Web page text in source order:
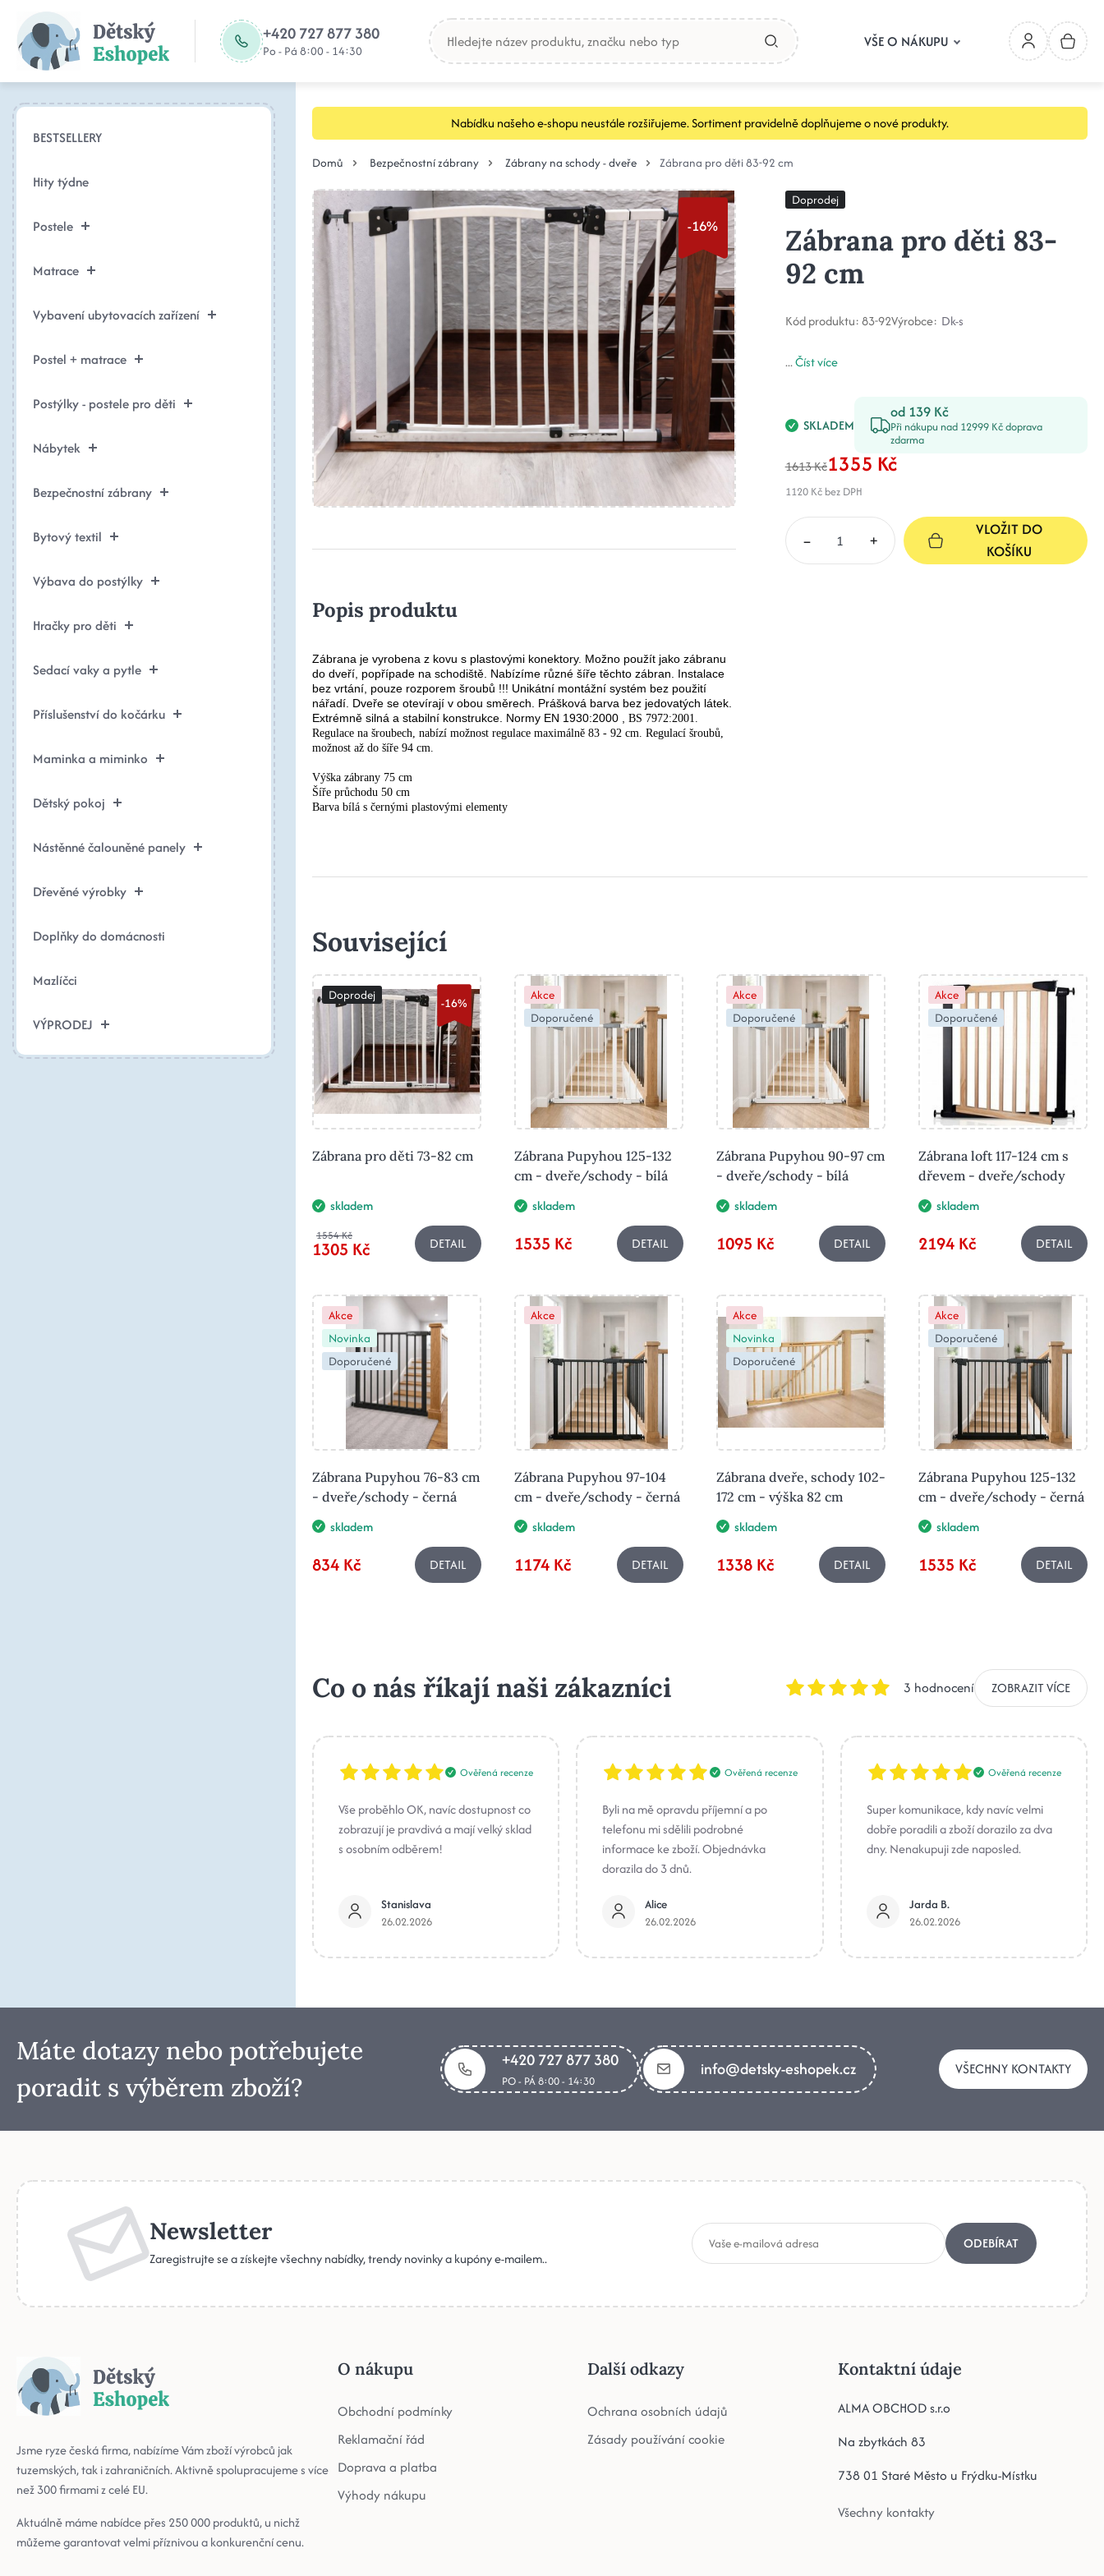
+420 727 877 380
Po - Pá 8:00 - 14:30
VŠE O NÁKUPU
BESTSELLERY
Hity týdne
Postele
Matrace
Vybavení ubytovacích zařízení
Postel + matrace
Postýlky - postele pro děti
Nábytek
Bezpečnostní zábrany
Bytový textil
Výbava do postýlky
Hračky pro děti
Sedací vaky a pytle
Příslušenství do kočárku
Maminka a miminko
Dětský pokoj
Nástěnné čalouněné panely
Dřevěné výrobky
Doplňky do domácnosti
Mazlíčci
VÝPRODEJ
Nabídku našeho e-shopu neustále rozšiřujeme. Sortiment pravidelně doplňujeme o nové produkty.
Domů Bezpečnostní zábrany Zábrany na schody - dveře Zábrana pro děti 83-92 cm
-16%
Popis produktu
Zábrana je vyrobena z kovu s plastovými konektory. Možno použít jako zábranu
do dveří, popřípade na schodiště. Nabízíme různé šíře těchto zábran. Instalace
bez vrtání, pouze rozporem šroubů !!! Unikátní montážní systém bez použití
nářadí. Dveře se otevírají v obou směrech. Prášková barva bez jedovatých látek.
Extrémně silná a stabilní konstrukce. Normy EN 1930:2000 ,
BS 7972:2001.
Regulace na šroubech, nabízí možnost regulace maximálně 83 - 92 cm. Regulací šroubů,
možnost až do šíře 94 cm.
Výška zábrany 75 cm
Šíře průchodu 50 cm
Barva bílá s černými plastovými elementy
Doprodej
Zábrana pro děti 83-
92 cm
Kód produktu:83-92Výrobce: Dk-s
...Číst více
SKLADEM
od 139 Kč
Při nákupu nad 12999 Kč doprava
zdarma
1613 Kč1355 Kč
1120 Kčbez DPH
– +
VLOŽIT DO
KOŠÍKU
Související
Doprodej
-16%
Zábrana pro děti 73-82 cm
skladem
1554 Kč
1305 Kč DETAIL
Akce
Doporučené
Zábrana Pupyhou 125-132
cm - dveře/schody - bílá
skladem
1535 Kč DETAIL
Akce
Doporučené
Zábrana Pupyhou 90-97 cm
- dveře/schody - bílá
skladem
1095 Kč DETAIL
Akce
Doporučené
Zábrana loft 117-124 cm s
dřevem - dveře/schody
skladem
2194 Kč DETAIL
Akce
Novinka
Doporučené
Zábrana Pupyhou 76-83 cm
- dveře/schody - černá
skladem
834 Kč DETAIL
Akce
Zábrana Pupyhou 97-104
cm - dveře/schody - černá
skladem
1174 Kč DETAIL
Akce
Novinka
Doporučené
Zábrana dveře, schody 102-
172 cm - výška 82 cm
skladem
1338 Kč DETAIL
Akce
Doporučené
Zábrana Pupyhou 125-132
cm - dveře/schody - černá
skladem
1535 Kč DETAIL
Co o nás říkají naši zákazníci 3 hodnocení ZOBRAZIT VÍCE
Ověřená recenze
Vše proběhlo OK, navíc dostupnost co
zobrazují je pravdivá a mají velký sklad
s osobním odběrem!
Stanislava
26.02.2026
Ověřená recenze
Byli na mě opravdu příjemní a po
telefonu mi sdělili podrobné
informace ke zboží. Objednávka
dorazila do 3 dnů.
Alice
26.02.2026
Ověřená recenze
Super komunikace, kdy navíc velmi
dobře poradili a zboží dorazilo za dva
dny. Nenakupuji zde naposled.
Jarda B.
26.02.2026
Máte dotazy nebo potřebujete
poradit s výběrem zboží?
+420 727 877 380
PO - PÁ 8:00 - 14:30
info@detsky-eshopek.cz VŠECHNY KONTAKTY
Newsletter
Zaregistrujte se a získejte všechny nabídky, trendy novinky a kupóny e-mailem..
ODEBÍRAT
Jsme ryze česká firma, nabízíme Vám zboží výrobců jak
tuzemských, tak i zahraničních. Aktivně spolupracujeme s více
než 300 firmami z celé EU.
Aktuálně máme nabídce přes 250 000 produktů, u nichž
můžeme garantovat velmi příznivou a konkurenční cenu.
O nákupu
Obchodní podmínky
Reklamační řád
Doprava a platba
Výhody nákupu
Další odkazy
Ochrana osobních údajů
Zásady používání cookie
Kontaktní údaje
ALMA OBCHOD s.r.o
Na zbytkách 83
738 01 Staré Město u Frýdku-Místku
Všechny kontakty